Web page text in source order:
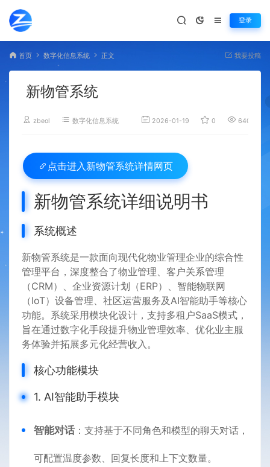
登录
首页 数字化信息系统 正文 我要投稿
新物管系统
zbeol 数字化信息系统 2026-01-19 0 640
点击进入 新物管系统详情网页
新物管系统详细说明书
系统概述
新物管系统是一款面向现代化物业管理企业的综合性
管理平台，深度整合了物业管理、客户关系管理
（CRM）、企业资源计划（ERP）、智能物联网
（IoT）设备管理、社区运营服务及AI智能助手等核心
功能。系统采用模块化设计，支持多租户SaaS模式，
旨在通过数字化手段提升物业管理效率、优化业主服
务体验并拓展多元化经营收入。
核心功能模块
1. AI智能助手模块
智能对话 ：支持基于不同角色和模型的聊天对话，
可配置温度参数、回复长度和上下文数量。